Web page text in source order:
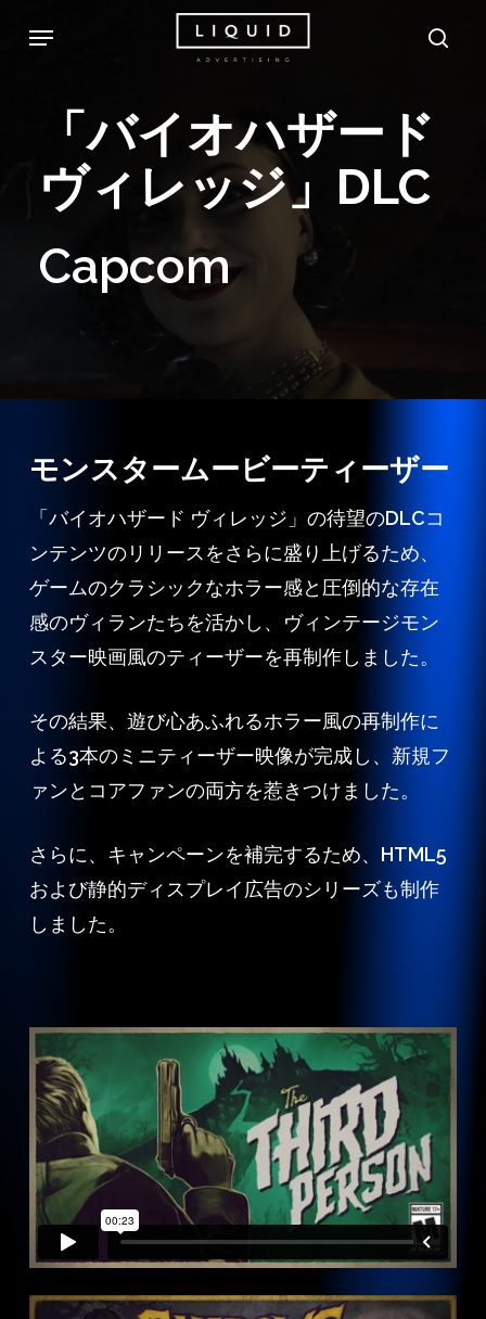
content
Menu
「バイオハザード
ヴィレッジ」DLC
Capcom
モンスタームービーティーザー
「バイオハザード ヴィレッジ」の待望のDLCコ
ンテンツのリリースをさらに盛り上げるため、
ゲームのクラシックなホラー感と圧倒的な存在
感のヴィランたちを活かし、ヴィンテージモン
スター映画風のティーザーを再制作しました。
その結果、遊び心あふれるホラー風の再制作に
よる3本のミニティーザー映像が完成し、新規フ
ァンとコアファンの両方を惹きつけました。
さらに、キャンペーンを補完するため、HTML5
および静的ディスプレイ広告のシリーズも制作
しました。